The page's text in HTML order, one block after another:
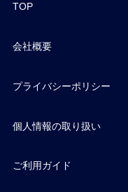
TOP
会社概要
プライバシーポリシー
個人情報の取り扱い
ご利用ガイド